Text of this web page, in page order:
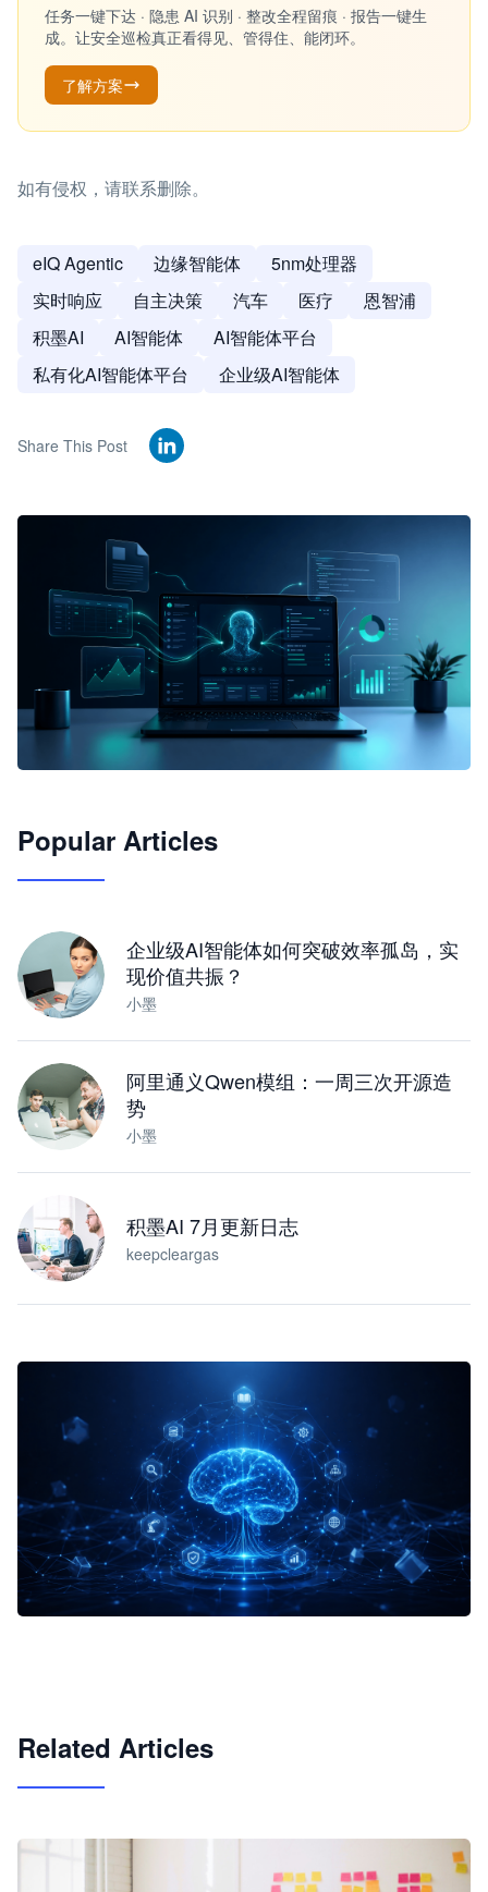
任务一键下达 · 隐患 AI 识别 · 整改全程留痕 · 报告一键生
成。让安全巡检真正看得见、管得住、能闭环。
了解方案
如有侵权，请联系删除。
eIQ Agentic 边缘智能体
5nm处理器
实时响应
自主决策 汽车 医疗
恩智浦
积墨AI
AI智能体
AI智能体平台
私有化AI智能体平台
企业级AI智能体
Share This Post
JimoClaw 桌面 AI Agent 工作台
Popular Articles
企业级AI智能体如何突破效率孤岛，实
现价值共振？
小墨
阿里通义Qwen模组：一周三次开源造
势
小墨
积墨AI 7月更新日志
keepcleargas
Related Articles